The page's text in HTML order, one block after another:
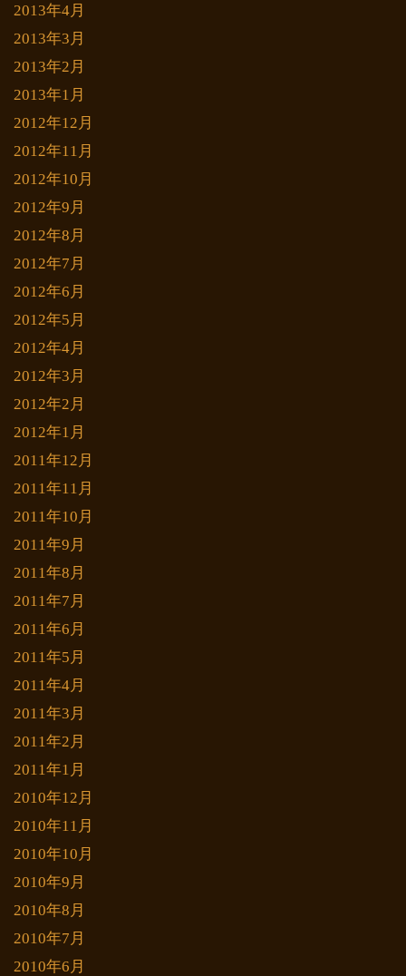
2013年4月
2013年3月
2013年2月
2013年1月
2012年12月
2012年11月
2012年10月
2012年9月
2012年8月
2012年7月
2012年6月
2012年5月
2012年4月
2012年3月
2012年2月
2012年1月
2011年12月
2011年11月
2011年10月
2011年9月
2011年8月
2011年7月
2011年6月
2011年5月
2011年4月
2011年3月
2011年2月
2011年1月
2010年12月
2010年11月
2010年10月
2010年9月
2010年8月
2010年7月
2010年6月